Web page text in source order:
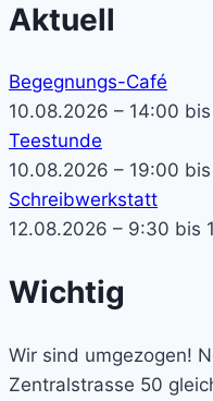
Aktuell
Begegnungs-Café
10.08.2026 – 14:00
Teestunde
10.08.2026 – 19:00
Schreibwerkstatt
12.08.2026 – 9:30 bis
Wichtig
Wir sind umgezogen!
Zentralstrasse 50